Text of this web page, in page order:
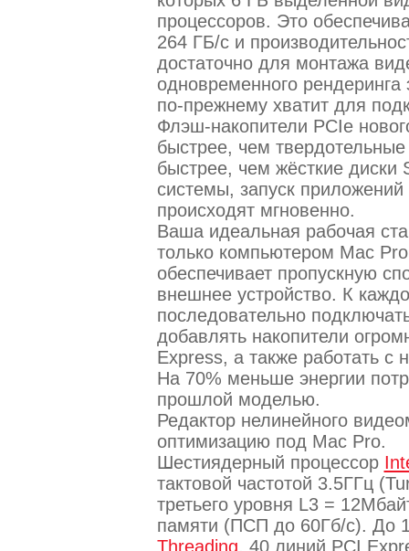
процессоров. Это
264 ГБ/с и
достаточно для монтажа
одновременного
по-прежнему хватит для
Флэш-накопители PCIe
быстрее, чем
быстрее, чем жёсткие диски
системы, запуск
происходят мгновенно.
Ваша идеальная рабочая
только компьютером Mac
обеспечивает пропускную
внешнее устройство. К
последовательно
добавлять накопители
Express, а также работать
На 70% меньше энергии
прошлой моделью.
Редактор нелинейного
оптимизацию под Mac Pro.
Шестиядерный процессор
тактовой частотой 3.5ГГц
третьего уровня L3 =
памяти (ПСП до 60Гб/с). До
Threading. 40 линий PCI